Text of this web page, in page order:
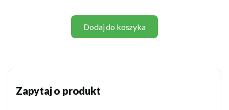
Dodaj do koszyka
Zapytaj o produkt